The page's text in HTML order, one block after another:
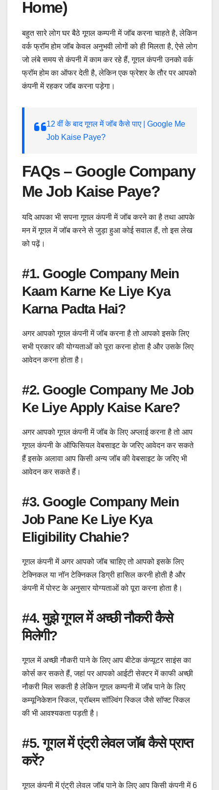
Home)
बहुत सारे लोग घर बैठे गूगल कम्पनी में जॉब करना चाहते है, लेकिन
वर्क फ्रॉम होम जॉब केवल अनुभवी लोगों को ही मिलता है, ऐसे लोग
जो लंबे समय से कंपनी में काम कर रहे हैं, गूगल कंपनी उनको वर्क
फ्रॉम होम का ऑफर देती है, लेकिन एक फ्रेशर के तौर पर आपको
कंपनी में रहकर जॉब करना पड़ेगा।
12 वीं के बाद गूगल में जॉब कैसे पाए | Google Me
Job Kaise Paye?
FAQs – Google Company
Me Job Kaise Paye?
यदि आपका भी सपना गूगल कंपनी में जॉब करने का है तथा आपके
मन में गूगल में जॉब करने से जुड़ा हुआ कोई सवाल हैं, तो इस लेख
को पढ़ें।
#1. Google Company Mein
Kaam Karne Ke Liye Kya
Karna Padta Hai?
अगर आपको गूगल कंपनी में जॉब करना है तो आपको इसके लिए
सभी प्रकार की योग्यताओं को पूरा करना होता है और उसके लिए
आवेदन करना होता है।
#2. Google Company Me Job
Ke Liye Apply Kaise Kare?
अगर आपको गूगल कंपनी में जॉब के लिए अप्लाई करना है तो आप
गूगल कंपनी के ऑफिसियल वेबसाइट के जरिए आवेदन कर सकते
हैं इसके अलावा आप किसी अन्य जॉब की वेबसाइट के जरिए भी
आवेदन कर सकते हैं।
#3. Google Company Mein
Job Pane Ke Liye Kya
Eligibility Chahie?
गूगल कंपनी में अगर आपको जॉब चाहिए तो आपको इसके लिए
टेक्निकल या नॉन टेक्निकल डिग्री हासिल करनी होती है और
कंपनी में पोस्ट के अनुसार योग्यताओं को पूरा करना होता है।
#4. मुझे गूगल में अच्छी नौकरी कैसे
मिलेगी?
गूगल में अच्छी नौकरी पाने के लिए आप बीटेक कंप्यूटर साइंस का
कोर्स कर सकते हैं, जहां पर आपको आईटी सेक्टर में काफी अच्छी
नौकरी मिल सकती है लेकिन गूगल कम्पनी में जॉब पाने के लिए
कम्यूनिकेशन स्किल, प्रॉब्लम सॉल्विंग स्किल जैसे सॉफ्ट स्किल
की भी आवश्यकता पड़ती है।
#5. गूगल में एंट्री लेवल जॉब कैसे प्राप्त
करें?
गूगल कंपनी में एंट्री लेवल जॉब पाने के लिए आप किसी कंपनी में 6